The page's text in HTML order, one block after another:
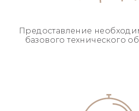
Предоставление
базовоготехнического